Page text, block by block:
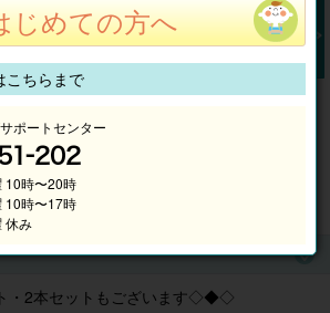
ジ) 6種類からお選びいただけます
2本セットもございます◇◆◇
じめての方へ
こちらまで
ポートセンター
10時〜20時
10時〜17時
休み